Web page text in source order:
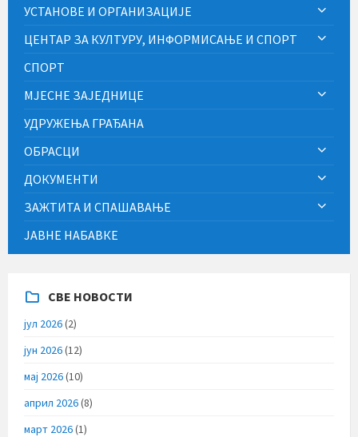
УСТАНОВЕ И ОРГАНИЗАЦИЈЕ
ЦЕНТАР ЗА КУЛТУРУ, ИНФОРМИСАЊЕ И СПОРТ
СПОРТ
МЈЕСНЕ ЗАЈЕДНИЦЕ
УДРУЖЕЊА ГРАЂАНА
ОБРАСЦИ
ДОКУМЕНТИ
ЗАЖТИТА И СПАШАВАЊЕ
ЈАВНЕ НАБАВКЕ
СВЕ НОВОСТИ
јул 2026(2)
јун 2026(12)
мај 2026(10)
април 2026(8)
март 2026(1)